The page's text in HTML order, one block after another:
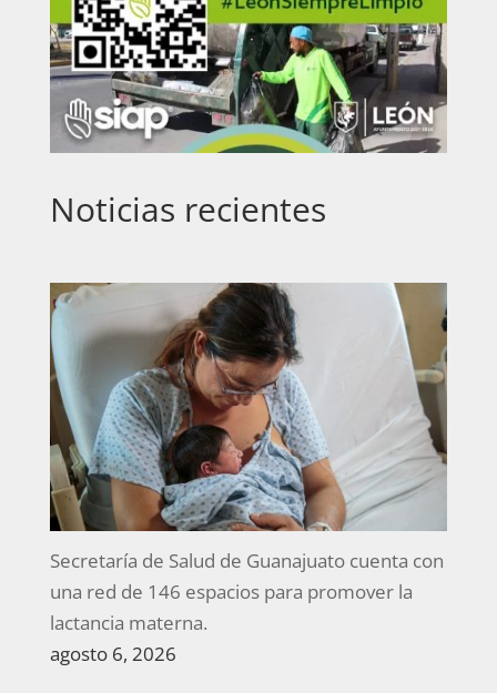
Noticias recientes
Secretaría de Salud de Guanajuato cuenta con
una red de 146 espacios para promover la
lactancia materna.
agosto 6, 2026